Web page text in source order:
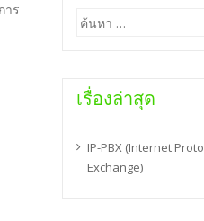
าร
ค้นหา
สำหรับ:
เรื่องล่าสุด
IP-PBX (Internet
Exchange)